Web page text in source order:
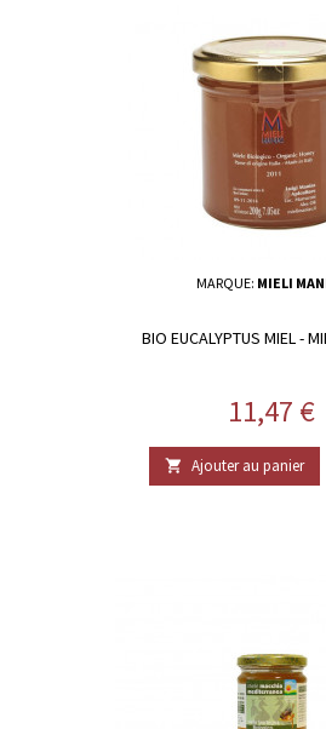
MARQUE: MIELI
BIO EUCALYPTUS MIEL -
Prix
11,47 €
 Ajouter au panier